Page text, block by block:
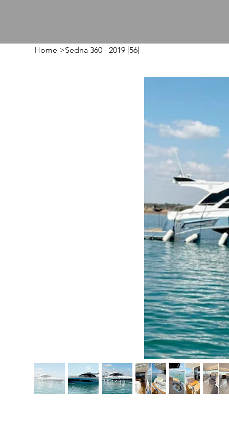
Home >Sedna 360 - 2019 [56]